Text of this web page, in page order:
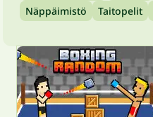
Näppäimistö
Taitopelit